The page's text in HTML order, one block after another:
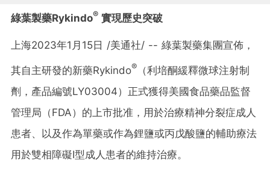
綠葉製藥Rykindo® 實現歷史突破
上海2023年1月15日 /美通社/ -- 綠葉製藥集團宣佈，
其自主研發的新藥Rykindo® （利培酮緩釋微球注射制
劑，產品編號LY03004）正式獲得美國食品藥品監督
管理局（FDA）的上市批准，用於治療精神分裂症成人
患者、以及作為單藥或作為鋰鹽或丙戊酸鹽的輔助療法
用於雙相障礙I型成人患者的維持治療。